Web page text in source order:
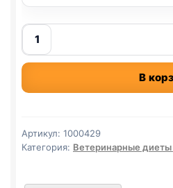
Количество
товара
Pro
Vet
( HYPOALLERGENIC
1,3кг
В
Артикул: 1000429
Категория: Ветеринарные